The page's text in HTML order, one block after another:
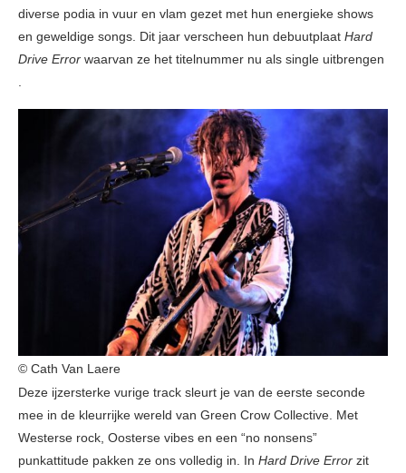
diverse podia in vuur en vlam gezet met hun energieke shows
en geweldige songs. Dit jaar verscheen hun debuutplaat Hard
Drive Error waarvan ze het titelnummer nu als single uitbrengen
.
© Cath Van Laere
Deze ijzersterke vurige track sleurt je van de eerste seconde
mee in de kleurrijke wereld van Green Crow Collective. Met
Westerse rock, Oosterse vibes en een “no nonsens”
punkattitude pakken ze ons volledig in. In Hard Drive Error zit